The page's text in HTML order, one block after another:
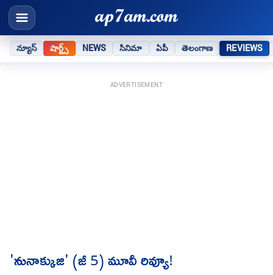
న్యూస్ షార్ట్స్ NEWS సినిమా ఏపీ తెలంగాణ REVIEWS
ADVERTISEMENT
'నునాక్కుజి' (జీ 5) మూవీ రివ్యూ!